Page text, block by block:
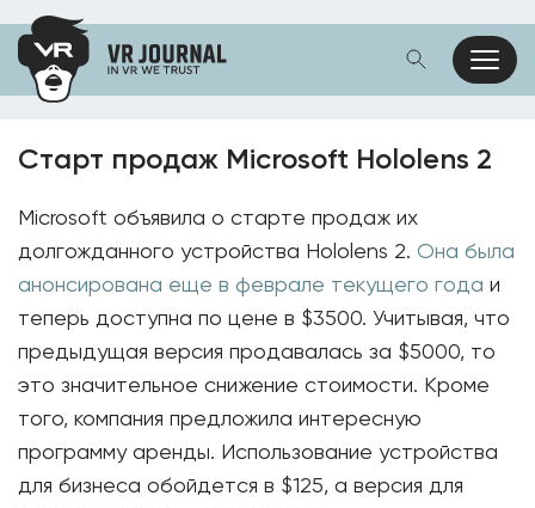
Старт продаж Microsoft Hololens 2
Microsoft объявила о старте продаж их
долгожданного устройства Hololens 2. Она была
анонсирована еще в феврале текущего года и
теперь доступна по цене в $3500. Учитывая, что
предыдущая версия продавалась за $5000, то
это значительное снижение стоимости. Кроме
того, компания предложила интересную
программу аренды. Использование устройства
для бизнеса обойдется в $125, а версия для